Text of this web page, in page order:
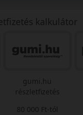
kalkulátor
gumi.hu
részletfizetés
80 000 Ft-tól